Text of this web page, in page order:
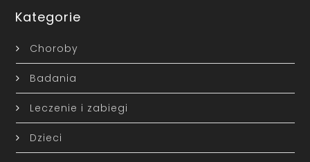
Kategorie
Choroby
Badania
Leczenie i zabiegi
Dzieci